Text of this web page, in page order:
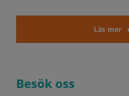
Läs mer
Besök oss